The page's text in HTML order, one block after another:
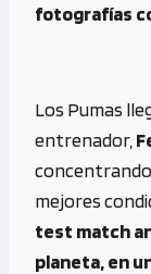
fotografías
Los Pumas
entrenador,
concentrando
mejores
test match
planeta, en